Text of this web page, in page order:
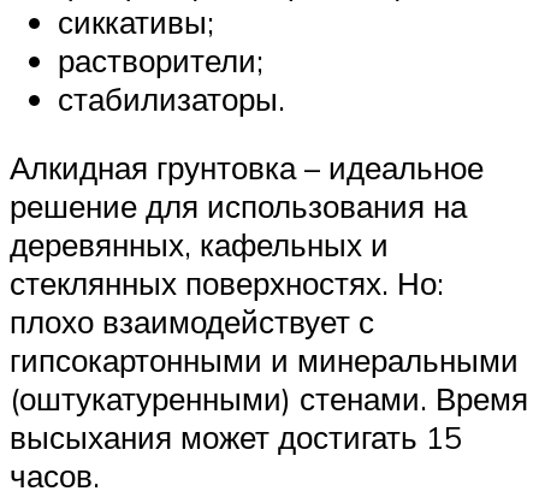
сиккативы;
растворители;
стабилизаторы.
Алкидная грунтовка – идеальное
решение для использования на
деревянных, кафельных и
стеклянных поверхностях. Но:
плохо взаимодействует с
гипсокартонными и минеральными
(оштукатуренными) стенами. Время
высыхания может достигать 15
часов.